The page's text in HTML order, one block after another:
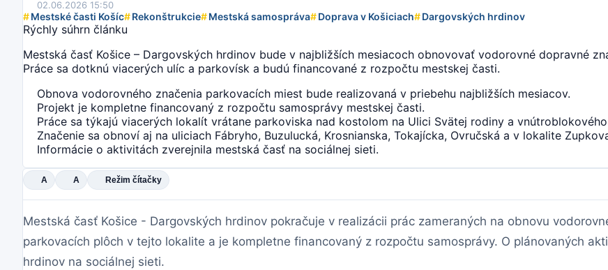
02.06.2026 15:50
#Mestské časti Košíc#Rekonštrukcie#Mestská samospráva#Doprava v Košiciach#Dargovských hrdinov
Rýchly súhrn článku
Mestská časť Košice – Dargovských hrdinov bude v najbližších mesiacoch obnovovať vodorovné dopravné
Práce sa dotknú viacerých ulíc a parkovísk a budú financované z rozpočtu mestskej časti.
Obnova vodorovného značenia parkovacích miest bude realizovaná v priebehu najbližších mesiacov.
Projekt je kompletne financovaný z rozpočtu samosprávy mestskej časti.
Práce sa týkajú viacerých lokalít vrátane parkoviska nad kostolom na Ulici Svätej rodiny a
Značenie sa obnoví aj na uliciach Fábryho, Buzulucká, Krosnianska, Tokajícka, Ovručská a v lokalite
Informácie o aktivitách zverejnila mestská časť na sociálnej sieti.
A A Režim čítačky
Mestská časť Košice - Dargovských hrdinov pokračuje v realizácii prác zameraných na obnovu
parkovacích plôch v tejto lokalite a je kompletne financovaný z rozpočtu samosprávy. O plánovaných
hrdinov na sociálnej sieti.